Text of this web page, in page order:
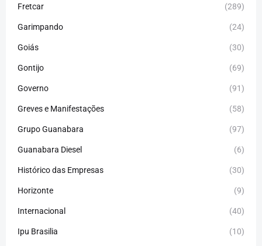
Fretcar (289)
Garimpando (24)
Goiás (30)
Gontijo (69)
Governo (91)
Greves e Manifestações (58)
Grupo Guanabara (97)
Guanabara Diesel (6)
Histórico das Empresas (30)
Horizonte (9)
Internacional (40)
Ipu Brasilia (10)